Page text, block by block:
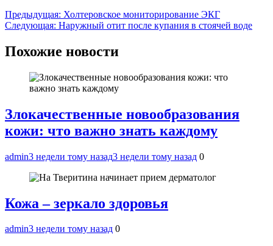
Навигация
по
записям
Предыдущая: Холтеровское мониторирование ЭКГ
Следующая: Наружный отит после купания в стоячей воде
Похожие новости
Злокачественные новообразования
кожи: что важно знать каждому
admin3 недели тому назад3 недели тому назад 0
Кожа – зеркало здоровья
admin3 недели тому назад 0